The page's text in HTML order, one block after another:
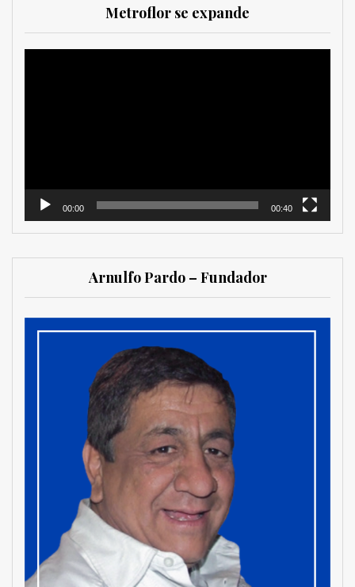
Metroflor se expande
00:00 00:40
Arnulfo Pardo – Fundador